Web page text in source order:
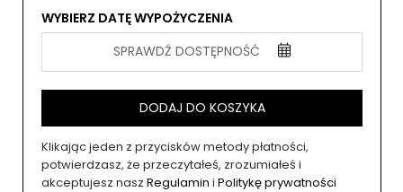
WYBIERZ DATĘ WYPOŻYCZENIA
SPRAWDŹ DOSTĘPNOŚĆ
DODAJ DO KOSZYKA
Klikając jeden z przycisków metody płatności,
potwierdzasz, że przeczytałeś, zrozumiałeś i
akceptujesz nasz Regulamin i Politykę prywatności